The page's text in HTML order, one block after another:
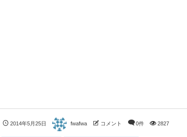
2014年5月25日 fwafwa コメント 0件 2827